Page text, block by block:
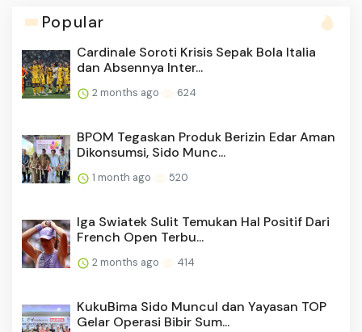
Popular
Cardinale Soroti Krisis Sepak Bola Italia
dan Absennya Inter...
2 months ago 624
BPOM Tegaskan Produk Berizin Edar Aman
Dikonsumsi, Sido Munc...
1 month ago 520
Iga Swiatek Sulit Temukan Hal Positif Dari
French Open Terbu...
2 months ago 414
KukuBima Sido Muncul dan Yayasan TOP
Gelar Operasi Bibir Sum...